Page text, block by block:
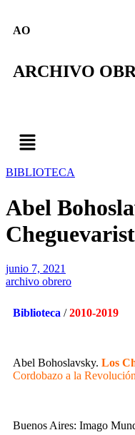
AO
ARCHIVO
BIBLIOTECA
Abel
junio 7, 2021
archivo obrero
Biblioteca /2010-2019
Abel Bohoslavsky. Los
Cordobazo a la
Buenos Aires: Imago